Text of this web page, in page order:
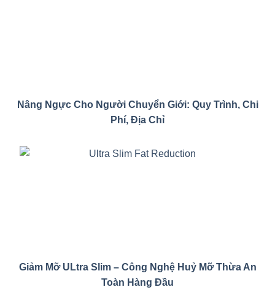
Nâng Ngực Cho Người Chuyển Giới: Quy Trình, Chi
Phí, Địa Chỉ
Giảm Mỡ ULtra Slim – Công Nghệ Huỷ Mỡ Thừa An
Toàn Hàng Đầu